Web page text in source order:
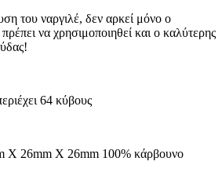
του ναργιλέ, δεν αρκεί μόνο ο
να χρησιμοποιηθεί και ο καλύτερης
64 κύβους
X 26mm X 26mm 100% κάρβουνο